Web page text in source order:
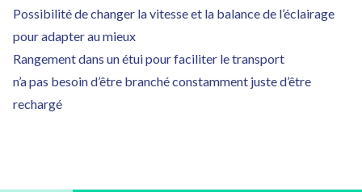
Possibilité de changer la vitesse et la balance de l’éclairage
pour adapter au mieux
Rangement dans un étui pour faciliter le transport
n’a pas besoin d’être branché constamment juste d’être
rechargé